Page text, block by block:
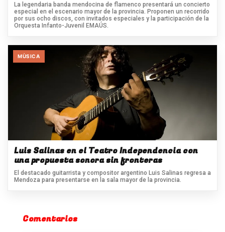
La legendaria banda mendocina de flamenco presentará un concierto
especial en el escenario mayor de la provincia. Proponen un recorrido
por sus ocho discos, con invitados especiales y la participación de la
Orquesta Infanto-Juvenil EMAÚS.
MÙSICA
Luis Salinas en el Teatro Independencia con
una propuesta sonora sin fronteras
El destacado guitarrista y compositor argentino Luis Salinas regresa a
Mendoza para presentarse en la sala mayor de la provincia.
Comentarios